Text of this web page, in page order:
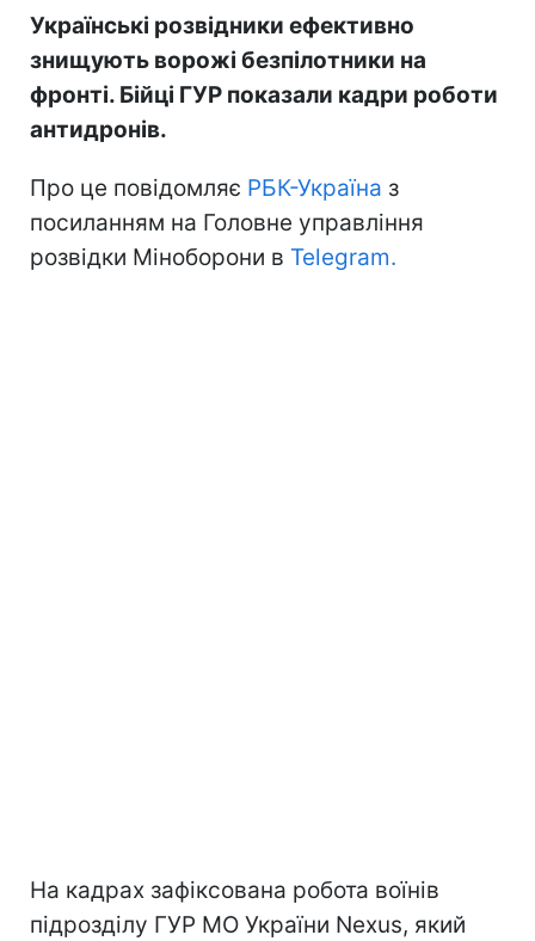
Українські розвідники ефективно
знищують ворожі безпілотники на
фронті. Бійці ГУР показали кадри роботи
антидронів.
Про це повідомляє РБК-Україна з
посиланням на Головне управління
розвідки Міноборони в Telegram.
На кадрах зафіксована робота воїнів
підрозділу ГУР МО України Nexus, який